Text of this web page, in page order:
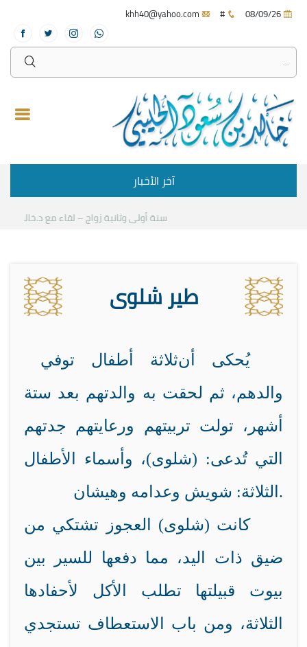
#
آخر الأخبار
سنة أولى وثانية زواج – لقاء مع د.خالد الحليبي
طير شلوى
يُحكى أنثلاثة أطفال توفي
والدهم، ثم لحقت به والدتهم بعد ستة
أشهر، تولت تربيتهم ورعايتهم جدتهم
التي تُدعى: (شلوى)، وأسماء الأطفال
الثلاثة: شويش وعدامه وهيشان.
كانت (شلوى) العجوز تشتكي من
ضيق ذات اليد، مما دفعها للسير بين
بيوت قبيلتها تطلب الأكل لأحفادها
الثلاثة، ومن باب الاستعطاف تستجدي